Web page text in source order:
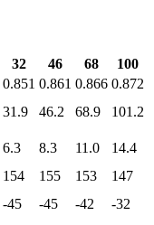
32 46 68
100
0.851 0.861 0.866 0.872
31.9 46.2 68.9
101.2
6.3 8.3 11.0
14.4
154 155 153
147
-45 -45 -42
-32